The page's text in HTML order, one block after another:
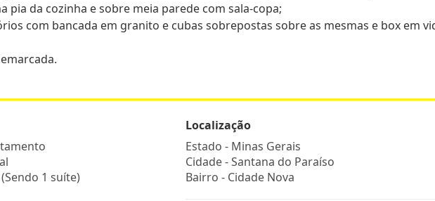
pia da cozinha e sobre meia parede com sala-copa;
com bancada em granito e cubas sobrepostas sobre as mesmas e box em
1 suíte)
Localização
Estado - Minas Gerais
Cidade -Santana do Paraíso
Bairro - Cidade Nova